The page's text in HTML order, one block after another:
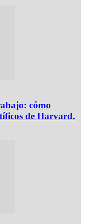
cómo
de Harvard.